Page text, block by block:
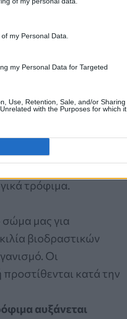
my Personal Data.
my Personal Data for Targeted
Use, Retention, Sale, and/or Sharing
with the Purposes for which it
Νέα Ελάχιστα
Θεραπεία με NanoKnife
είναι ότι οι
σε
τρόφιμα.
σώμα μας για
βιοδραστικών
Οι
κατά την
αυξάνεται